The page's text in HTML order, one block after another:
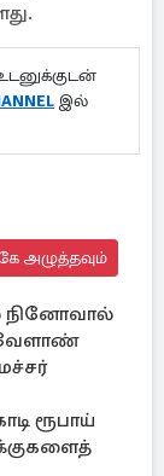
இல்
அழுத்தவும்
நினோவால்
வேளாண்
ரூபாய்